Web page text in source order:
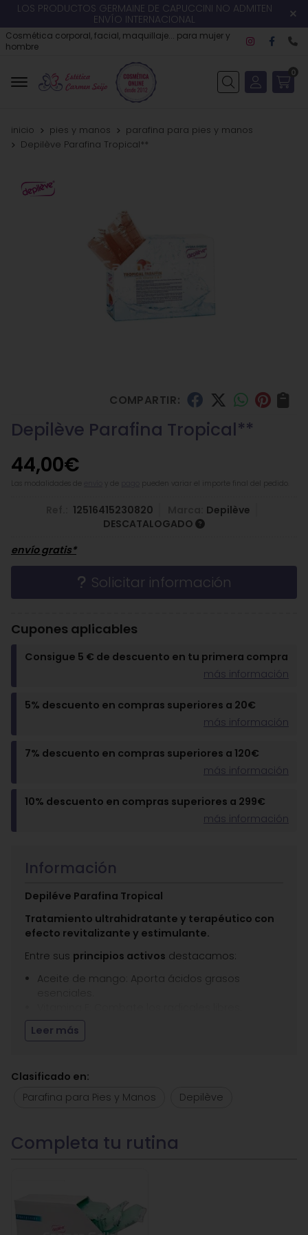
LOS PRODUCTOS GERMAINE DE CAPUCCINI NO ADMITEN
ENVÍO INTERNACIONAL
Cosmética corporal, facial, maquillaje... para mujer y
hombre
Buscar
0
inicio pies y manos
parafina para pies y manos
Depilève Parafina Tropical**
COMPARTIR:
Depilève Parafina Tropical**
44,00€
pueden variar el importe final del pedido.
12516415230820
Depilève
DESCATALOGADO
envío gratis*
Solicitar información
Cupones aplicables
Consigue 5 € de descuento en tu primera compra
más información
5% descuento en compras superiores a 20€
más información
7% descuento en compras superiores a 120€
más información
10% descuento en compras superiores a 299€
más información
Información
Depiléve Parafina Tropical
Tratamiento ultrahidratante y terapéutico con
efecto revitalizante y estimulante.
Entre sus principios activos destacamos:
Aceite de mango: Aporta ácidos grasos
Vitamina A y la vitamina F en combinación con
el aceite de mango y la vitamina E recupera el
Leer más
Clasificado en:
Parafina para Pies y Manos
Depilève